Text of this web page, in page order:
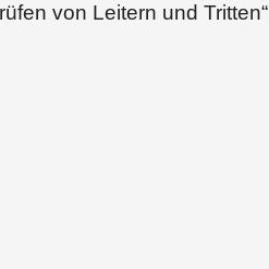
von Leitern und Tritten“